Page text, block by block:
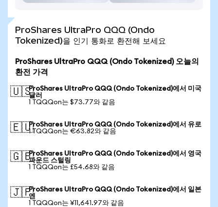
ProShares UltraPro QQQ (Ondo
Tokenized)을 인기 통화로 환전해 보세요
ProShares UltraPro QQQ (Ondo Tokenized) 오늘의
환전 가격
🇺🇸ProShares UltraPro QQQ (Ondo Tokenized)에서 미국
달러
1 TQQQon는 $73.77와 같음
🇪🇺ProShares UltraPro QQQ (Ondo Tokenized)에서 유로
1 TQQQon는 €63.82와 같음
🇬🇧ProShares UltraPro QQQ (Ondo Tokenized)에서 영국
파운드 스털링
1 TQQQon는 £54.68와 같음
🇯🇵ProShares UltraPro QQQ (Ondo Tokenized)에서 일본
엔
1 TQQQon는 ¥11,641.97와 같음